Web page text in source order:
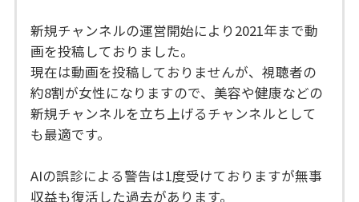
新規チャンネルの運営開始により2021年まで動
画を投稿しておりました。
現在は動画を投稿しておりませんが、視聴者の
約8割が女性になりますので、美容や健康などの
新規チャンネルを立ち上げるチャンネルとして
も最適です。
AIの誤診による警告は1度受けておりますが無事
収益も復活した過去があります。